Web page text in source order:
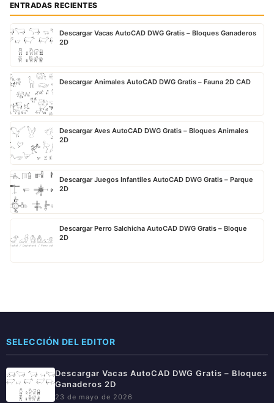
ENTRADAS RECIENTES
Descargar Vacas AutoCAD DWG Gratis – Bloques Ganaderos
2D
Descargar Animales AutoCAD DWG Gratis – Fauna 2D CAD
Descargar Aves AutoCAD DWG Gratis – Bloques Animales
2D
Descargar Juegos Infantiles AutoCAD DWG Gratis – Parque
2D
Descargar Perro Salchicha AutoCAD DWG Gratis – Bloque
2D
SELECCIÓN DEL EDITOR
Descargar Vacas AutoCAD DWG Gratis – Bloques
Ganaderos 2D
23 de mayo de 2026